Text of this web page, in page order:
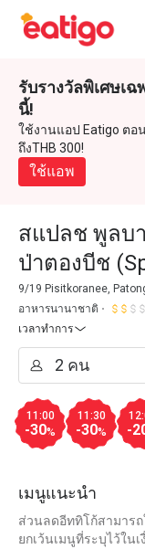
รับรางวัลพิเศษเ
นี้!
ใช้งานแอป Eatigo ต
ถึงTHB 300!
ใช้แอพ
สแปลช พูลบ
ป่าตองบีช
Resort
9/19 Pisitkoranee,
อาหารนานาชาติ
เวลาทำการ
11:00
-30%
11:30
-30% -
เมนูแนะนำ
ส่วนลดอีททิโก้สามาร
ยกเว้นเมนูที่ระบุไว้ใน